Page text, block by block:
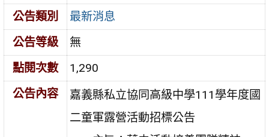
公告類別
最新消息
公告等級
無
點閱次數
1,290
公告內容
嘉義縣私立協同高級中學111學年度國
二童軍露營活動招標公告